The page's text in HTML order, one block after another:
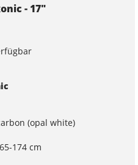
- 17"
(opal white)
174 cm